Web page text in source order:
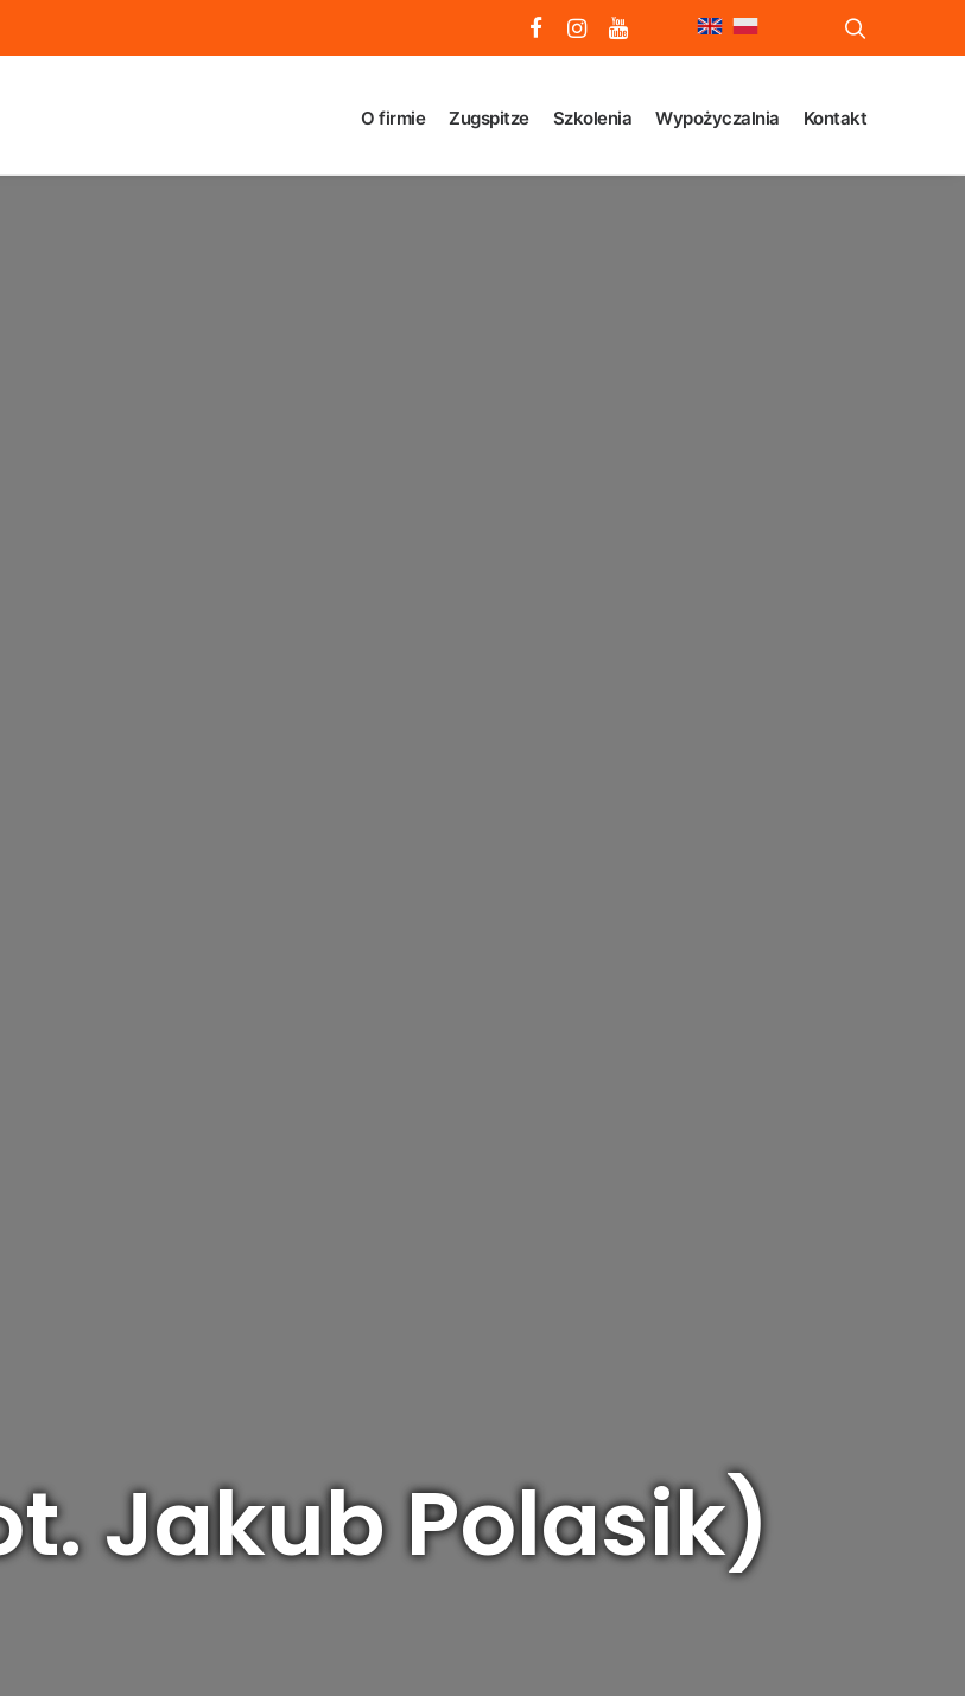
O firmie Zugspitze Szkolenia Wypożyczalnia Kontakt
Jakub Polasik)